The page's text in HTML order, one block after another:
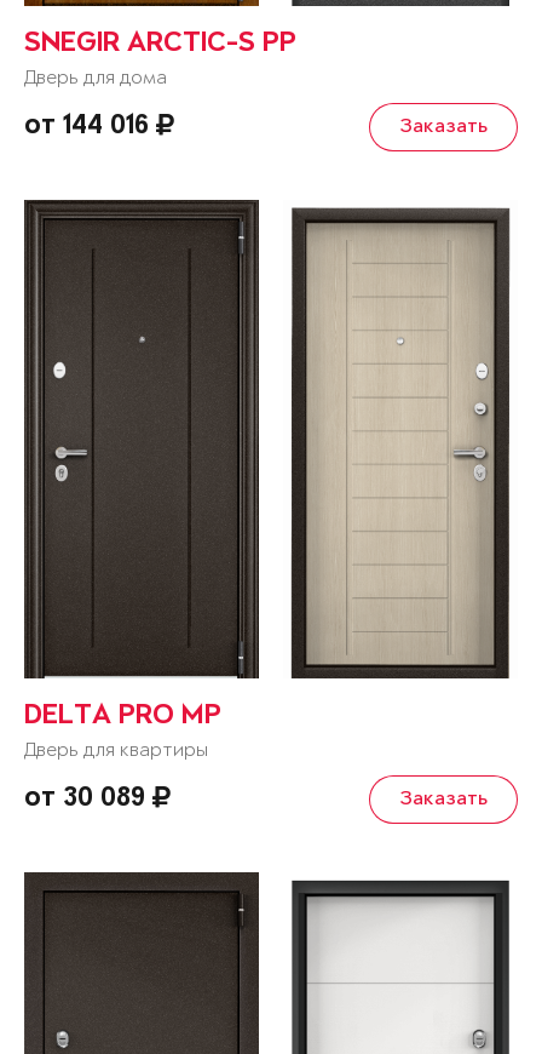
SNEGIR ARCTIC-S PP
Дверь для дома
от 144 016 Заказать
DELTA PRO MP
Дверь для квартиры
от 30 089 Заказать